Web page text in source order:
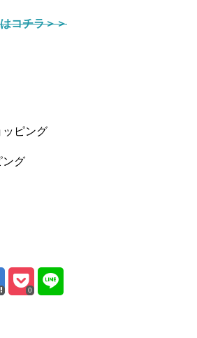
コチラ＞＞
ッピング
ング
0